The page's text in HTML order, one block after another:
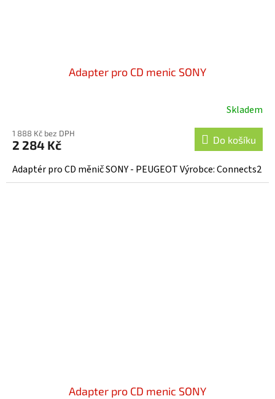
Adapter pro CD menic SONY
Skladem
1 888 Kč bez DPH
2 284 Kč Do košíku
Adaptér pro CD měnič SONY - PEUGEOT Výrobce: Connects2
Adapter pro CD menic SONY